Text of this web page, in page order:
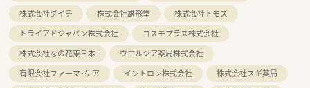
株式会社ダイチ
株式会社雄飛堂
株式会社トモズ
トライアドジャパン株式会社
コスモプラス株式会社
株式会社なの花東日本
ウエルシア薬局株式会社
有限会社ファーマ・ケア
イントロン株式会社
株式会社スギ薬局